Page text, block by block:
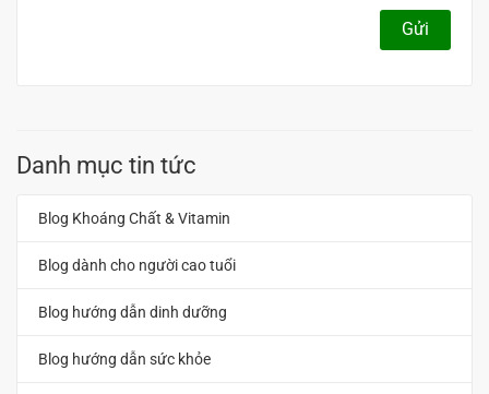
Gửi
Danh mục tin tức
Blog Khoáng Chất & Vitamin
Blog dành cho người cao tuổi
Blog hướng dẫn dinh dưỡng
Blog hướng dẫn sức khỏe